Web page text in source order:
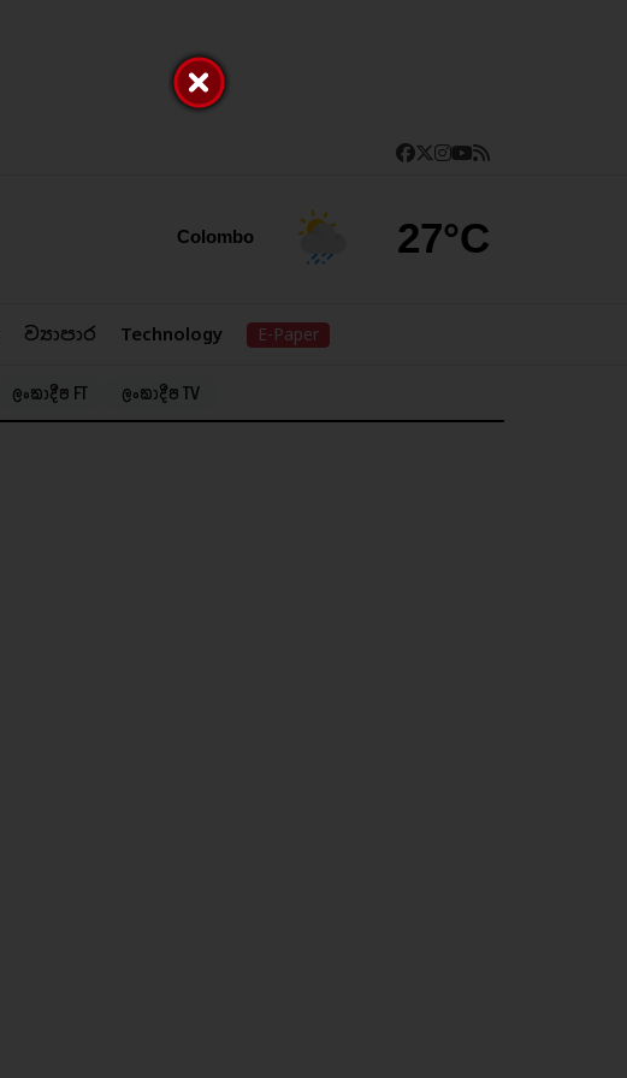
Colombo 27°C
ව්‍යාපාර Technology E-Paper
ලංකාදීප FT ලංකාදීප TV